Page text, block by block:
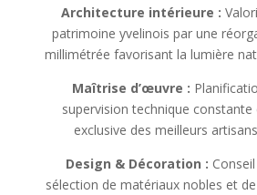
Architecture intérieure :
patrimoine yvelinois par une
millimétrée favorisant la lumière
Maîtrise d’œuvre :
supervision technique
exclusive des meilleurs
Design & Décoration :
sélection de matériaux nobles et